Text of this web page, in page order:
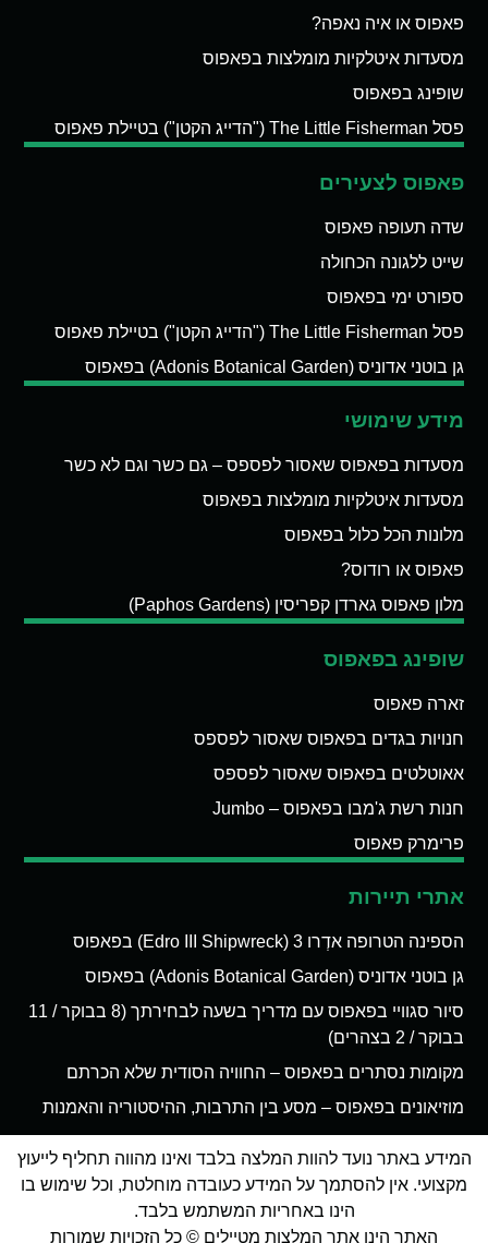
פאפוס או איה נאפה?
מסעדות איטלקיות מומלצות בפאפוס
שופינג בפאפוס
פסל The Little Fisherman ("הדייג הקטן") בטיילת פאפוס
פאפוס לצעירים
שדה תעופה פאפוס
שייט ללגונה הכחולה
ספורט ימי בפאפוס
פסל The Little Fisherman ("הדייג הקטן") בטיילת פאפוס
גן בוטני אדוניס (Adonis Botanical Garden) בפאפוס
מידע שימושי
מסעדות בפאפוס שאסור לפספס – גם כשר וגם לא כשר
מסעדות איטלקיות מומלצות בפאפוס
מלונות הכל כלול בפאפוס
פאפוס או רודוס?
מלון פאפוס גארדן קפריסין (Paphos Gardens)
שופינג בפאפוס
זארה פאפוס
חנויות בגדים בפאפוס שאסור לפספס
אאוטלטים בפאפוס שאסור לפספס
חנות רשת ג'מבו בפאפוס – Jumbo
פרימרק פאפוס
אתרי תיירות
הספינה הטרופה אדְרו 3 (Edro III Shipwreck) בפאפוס
גן בוטני אדוניס (Adonis Botanical Garden) בפאפוס
סיור סגוויי בפאפוס עם מדריך בשעה לבחירתך (8 בבוקר / 11
בבוקר / 2 בצהרים)
מקומות נסתרים בפאפוס – החוויה הסודית שלא הכרתם
מוזיאונים בפאפוס – מסע בין התרבות, ההיסטוריה והאמנות
המידע באתר נועד להוות המלצה בלבד ואינו מהווה תחליף לייעוץ
מקצועי. אין להסתמך על המידע כעובדה מוחלטת, וכל שימוש בו
הינו באחריות המשתמש בלבד.
האתר הינו אתר המלצות מטיילים © כל הזכויות שמורות